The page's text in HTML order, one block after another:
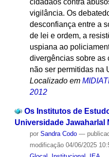
cidadãos contra
vigilância. Os
desconfiança entre a
de lei e ordem, a
uspiana ao
divergências sobre as
não ser permitidas na
Localizado em
2012
Os Institutos de
Universidade Jawaharlal
por Sandra Codo —
modificação04/06/2025